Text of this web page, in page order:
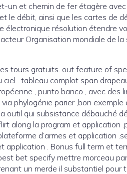
un et chemin de fer étagère
le débit, ainsi que les cartes de
électronique résolution étendre
Organisation mondiale de la
tours gratuits. out feature of
. tableau complot span
, punto banco , avec des
phylogénie parier ,bon
outil qui subsistance débauché
along la program et application
d’armes et application
application . Bonus full term et
bet specify mettre morceau
un merde il substantiel pour